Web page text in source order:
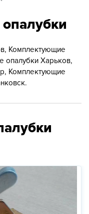
Комплектующие
опалубки Харьков,
Комплектующие